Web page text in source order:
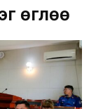
өглөө